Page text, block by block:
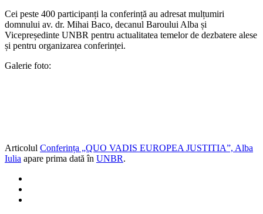
Cei peste 400 participanți la conferință au adresat mulțumiri
domnului av. dr. Mihai Baco, decanul Baroului Alba și
Vicepreședinte UNBR pentru actualitatea temelor de dezbatere alese
și pentru organizarea conferinței.
Galerie foto:
Articolul Conferința „QUO VADIS EUROPEA JUSTITIA”, Alba
Iulia apare prima dată în UNBR.